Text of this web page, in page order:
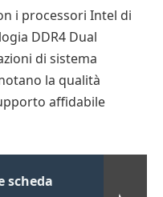
i processori Intel di
DDR4 Dual
di sistema
la qualità
affidabile
scheda